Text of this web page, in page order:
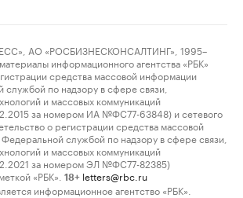
АО «РОСБИЗНЕСКОНСАЛТИНГ», 1995–
информационного агентства «РБК»
средства массовой информации
по надзору в сфере связи,
и массовых коммуникаций
за номером ИА №ФС77-63848) и сетевого
о регистрации средства массовой
службой по надзору в сфере связи,
и массовых коммуникаций
за номером ЭЛ №ФС77-82385)
«РБК».
18+ letters@rbc.ru
информационное агентство «РБК».